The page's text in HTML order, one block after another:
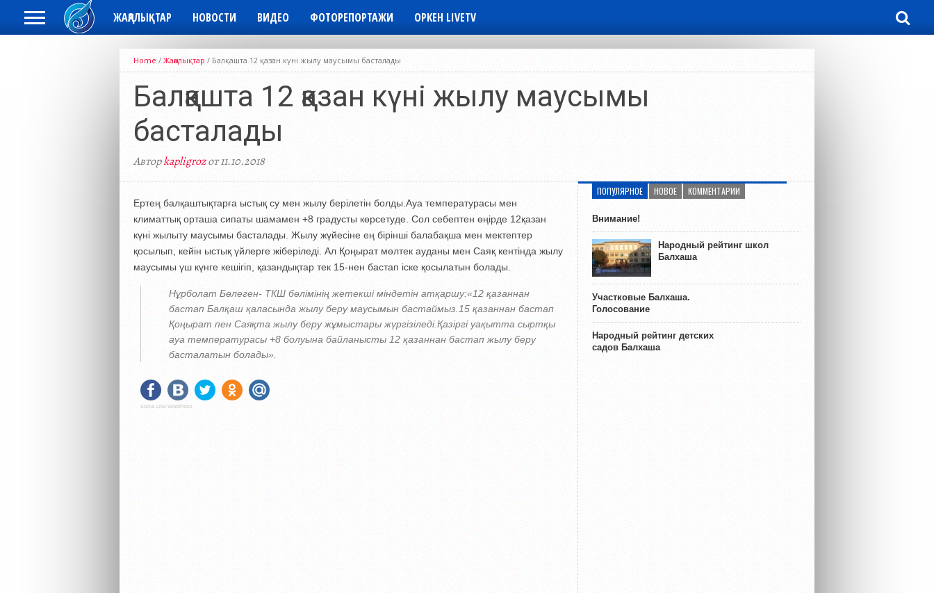
ЖАҢАЛЫҚТАР НОВОСТИ ВИДЕО ФОТОРЕПОРТАЖИ ОРКЕН LIVETV
Home / Жаңалықтар / Балқашта 12 қазан күні жылу маусымы басталады
Балқашта 12 қазан күні жылу маусымы
басталады
Авторkapligrozот 11.10.2018
Ертең балқаштықтарға ыстық су мен жылу берілетін болды.Ауа температурасы мен
климаттық орташа сипаты шамамен +8 градусты көрсетуде. Сол себептен өңірде 12қазан
күні жылыту маусымы басталады. Жылу жүйесіне ең бірінші балабақша мен мектептер
қосылып, кейін ыстық үйлерге жіберіледі. Ал Қоңырат мөлтек ауданы мен Саяқ кентінда жылу
маусымы үш күнге кешігіп, қазандықтар тек 15-нен бастап іске қосылатын болады.
Нұрболат Бөлеген- ТКШ бөлімінің жетекші міндетін атқаршу:«12 қазаннан
бастап Балқаш қаласында жылу беру маусымын бастаймыз.15 қазаннан бастап
Қоңырат пен Саяқта жылу беру жұмыстары жүргізіледі.Қазіргі уақытта сыртқы
ауа температурасы +8 болуына байланысты 12 қазаннан бастап жылу беру
басталатын болады».
Social Like WordPress
ПОПУЛЯРНОЕ НОВОЕ КОММЕНТАРИИ
Внимание!
Народный рейтинг школ
Балхаша
Участковые Балхаша.
Голосование
Народный рейтинг детских
садов Балхаша